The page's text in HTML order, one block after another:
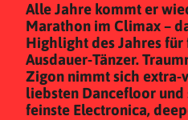
Alle Jahre kommt er
Marathon im Climax –
Highlight des Jahres
Ausdauer-Tänzer.
Zigon nimmt sich extra-
liebsten Dancefloor und
feinste Electronica,